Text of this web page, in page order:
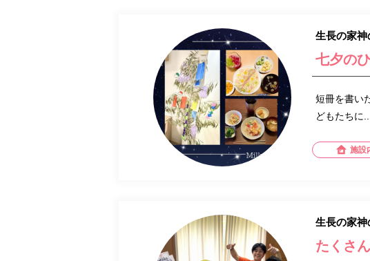
生長の家神
七夕の
短冊を書い
どもたちに
施設
生長の家神
たくさ